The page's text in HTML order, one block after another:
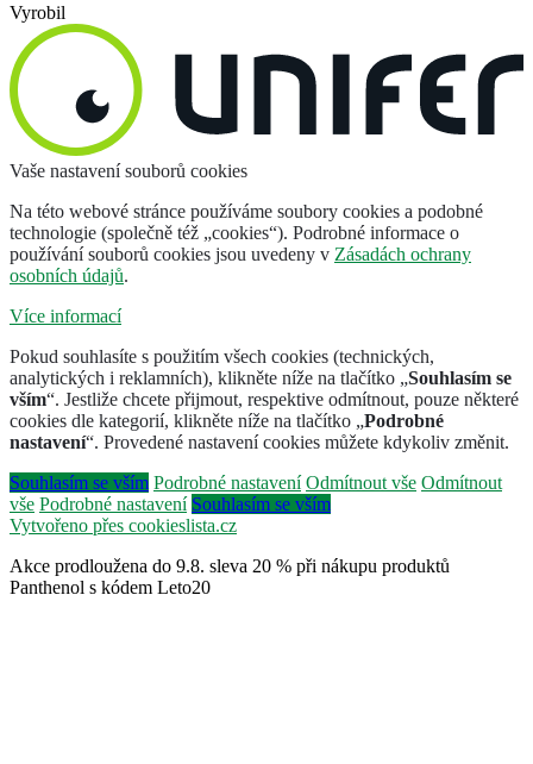
Vyrobil
Vaše nastavení souborů cookies
Na této webové stránce používáme soubory cookies a podobné
technologie (společně též „cookies“). Podrobné informace o
používání souborů cookies jsou uvedeny v Zásadách ochrany
osobních údajů.
Více informací
Pokud souhlasíte s použitím všech cookies (technických,
analytických i reklamních), klikněte níže na tlačítko „Souhlasím se
vším“. Jestliže chcete přijmout, respektive odmítnout, pouze některé
cookies dle kategorií, klikněte níže na tlačítko „Podrobné
nastavení“. Provedené nastavení cookies můžete kdykoliv změnit.
Souhlasím se vším Podrobné nastavení Odmítnout vše Odmítnout
vše Podrobné nastavení Souhlasím se vším
Vytvořeno přes cookieslista.cz
Akce prodloužena do 9.8. sleva 20 % při nákupu produktů
Panthenol s kódem Leto20